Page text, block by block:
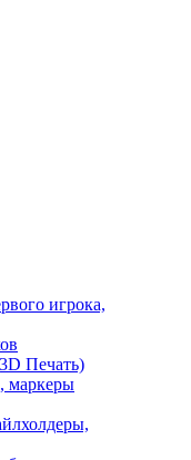
игрока,
Печать)
маркеры